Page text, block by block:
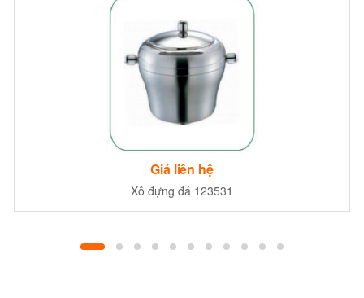
Giá liên hệ
Xô đựng đá 123531